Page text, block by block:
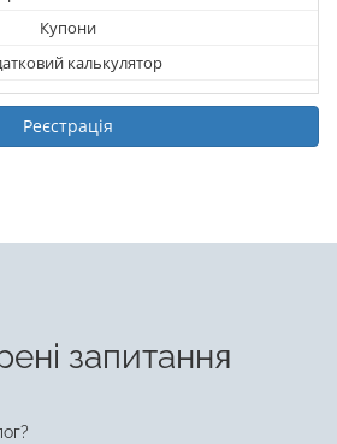
Купони
калькулятор
Реєстрація
запитання